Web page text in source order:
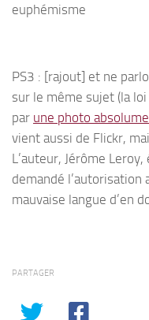
euphémisme
PS3 : [rajout] et ne
sur le même sujet (la
par une photo
vient aussi de Flickr,
L’auteur, Jérôme
demandé l’autorisation
mauvaise langue d’en
PARTAGER